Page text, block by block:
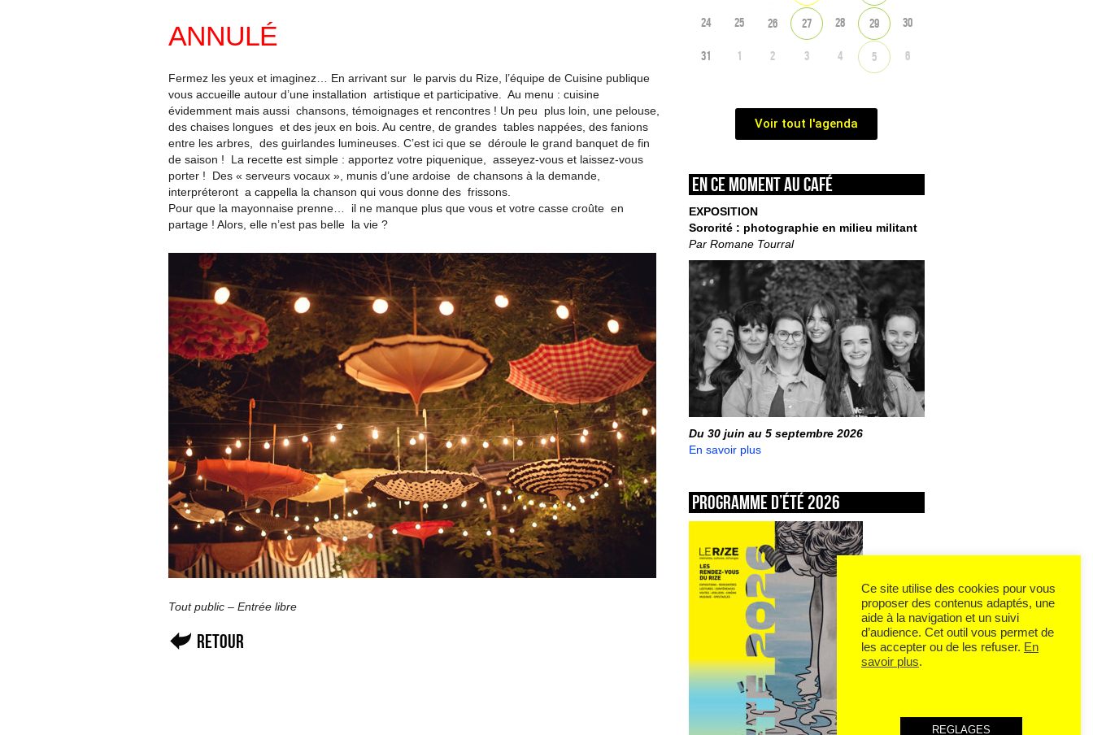
ANNULÉ
Fermez les yeux et imaginez… En arrivant sur le parvis du Rize, l’équipe de Cuisine publique
vous accueille autour d’une installation artistique et participative. Au menu : cuisine
évidemment mais aussi chansons, témoignages et rencontres ! Un peu plus loin, une pelouse,
des chaises longues et des jeux en bois. Au centre, de grandes tables nappées, des fanions
entre les arbres, des guirlandes lumineuses. C’est ici que se déroule le grand banquet de fin
de saison ! La recette est simple : apportez votre piquenique, asseyez-vous et laissez-vous
porter ! Des « serveurs vocaux », munis d’une ardoise de chansons à la demande,
interpréteront a cappella la chanson qui vous donne des frissons.
Pour que la mayonnaise prenne… il ne manque plus que vous et votre casse croûte en
partage ! Alors, elle n’est pas belle la vie ?
Tout public – Entrée libre
Retour
24 25 26 27 28 29 30
31 1 2 3 4 5 6
Voir tout l'agenda
En ce moment au café
EXPOSITION
Sororité : photographie en milieu militant
Par Romane Tourral
Du 30 juin au 5 septembre 2026
En savoir plus
Programme d’été 2026
Ce site utilise des cookies pour vous
proposer des contenus adaptés, une
aide à la navigation et un suivi
d’audience. Cet outil vous permet de
les accepter ou de les refuser. En
savoir plus.
REGLAGES